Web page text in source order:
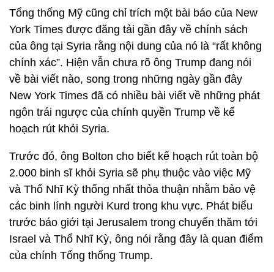
Tổng thống Mỹ cũng chỉ trích một bài báo của New
York Times được đăng tải gần đây về chính sách
của ông tại Syria rằng nội dung của nó là “rất không
chính xác”. Hiện vẫn chưa rõ ông Trump đang nói
về bài viết nào, song trong những ngày gần đây
New York Times đã có nhiều bài viết về những phát
ngôn trái ngược của chính quyền Trump về kế
hoạch rút khỏi Syria.
Trước đó, ông Bolton cho biết kế hoạch rút toàn bộ
2.000 binh sĩ khỏi Syria sẽ phụ thuộc vào việc Mỹ
và Thổ Nhĩ Kỳ thống nhất thỏa thuận nhằm bảo vệ
các binh lính người Kurd trong khu vực. Phát biểu
trước báo giới tại Jerusalem trong chuyến thăm tới
Israel và Thổ Nhĩ Kỳ, ông nói rằng đây là quan điểm
của chính Tổng thống Trump.